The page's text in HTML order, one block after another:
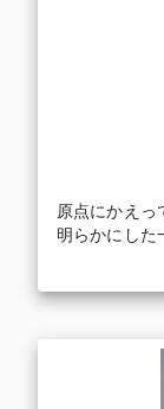
原点にかえっ
明らかにした